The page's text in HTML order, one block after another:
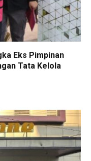
Eks Pimpinan
Tata Kelola